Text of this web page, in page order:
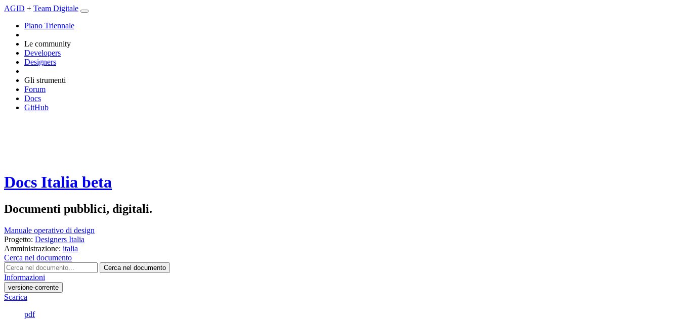
AGID + Team Digitale
Piano Triennale
Le community
Developers
Designers
Gli strumenti
Forum
Docs
GitHub
Docs Italia beta
Documenti pubblici, digitali.
Manuale operativo di design
Progetto: Designers Italia
Amministrazione: italia
Cerca nel documento
Cerca nel documento
Informazioni
versione-corrente
Scarica
pdf